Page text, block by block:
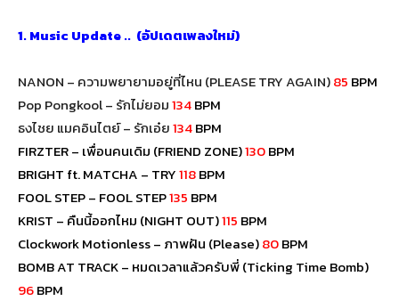
1. Music Update .. (อัปเดตเพลงใหม่)
NANON – ความพยายามอยู่ที่ไหน (PLEASE TRY AGAIN)85 BPM
Pop Pongkool– รักไม่ยอม134BPM
ธงไชย แมคอินไตย์ – รักเอ๋ย134BPM
FIRZTER – เพื่อนคนเดิม (FRIEND ZONE)130BPM
BRIGHT ft. MATCHA – TRY118BPM
FOOL STEP – FOOL STEP135 BPM
KRIST – คืนนี้ออกไหม (NIGHT OUT)115 BPM
Clockwork Motionless – ภาพฝัน (Please)80BPM
BOMB AT TRACK – หมดเวลาแล้วครับพี่ (Ticking Time Bomb)
96BPM